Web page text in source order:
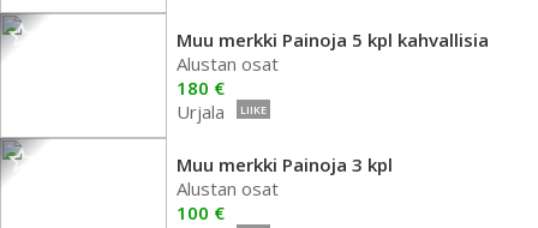
Muu merkki Painoja 5 kpl kahvallisia
Alustan osat
180 €
Urjala
LIIKE
Muu merkki Painoja 3 kpl
Alustan osat
100 €